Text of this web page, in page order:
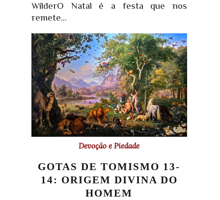
WilderO Natal é a festa que nos
remete...
Devoção e Piedade
GOTAS DE TOMISMO 13-
14: ORIGEM DIVINA DO
HOMEM